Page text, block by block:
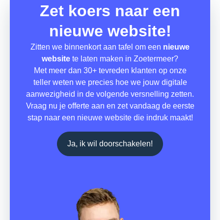
Zet koers naar een
nieuwe website!
Zitten we binnenkort aan tafel om een nieuwe
website te laten maken in Zoetermeer?
Met meer dan 30+ tevreden klanten op onze
teller weten we precies hoe we jouw digitale
aanwezigheid in de volgende versnelling zetten.
Vraag nu je offerte aan en zet vandaag de eerste
stap naar een nieuwe website die indruk maakt!
Ja, ik wil doorschakelen!